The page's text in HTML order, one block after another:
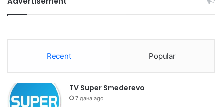
Recent Popular
TV Super Smederevo
7 дана ago